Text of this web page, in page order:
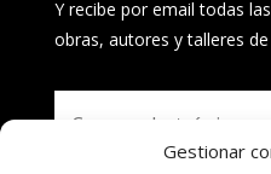
Gestionar
Y recibe por email todas
obras, autores y talleres